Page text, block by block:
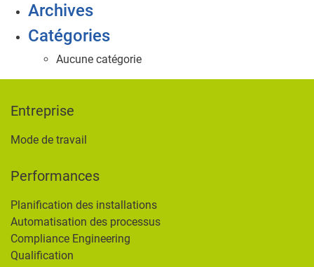
Archives
Catégories
Aucune catégorie
Entreprise
Mode de travail
Performances
Planification des installations
Automatisation des processus
Compliance Engineering
Qualification